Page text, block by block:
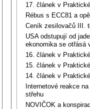
17. článek v
Rébus s ECC81 a
Ceník zesilovačů III.
USA odstupují od
ekonomika se otřásá
16. článek v
15. článek v
14. článek v
Internetové reakce
střehu
NOVIČOK a